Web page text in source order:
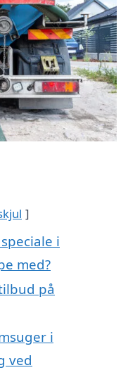
i
med?
på
i
ved